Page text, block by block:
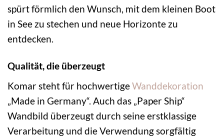
spürt förmlich den Wunsch, mit dem kleinen Boot
in See zu stechen und neue Horizonte zu
entdecken.
Qualität, die überzeugt
Komar steht für hochwertigeWanddekoration
„Made in Germany“. Auch das „Paper Ship“
Wandbild überzeugt durch seine erstklassige
Verarbeitung und die Verwendung sorgfältig